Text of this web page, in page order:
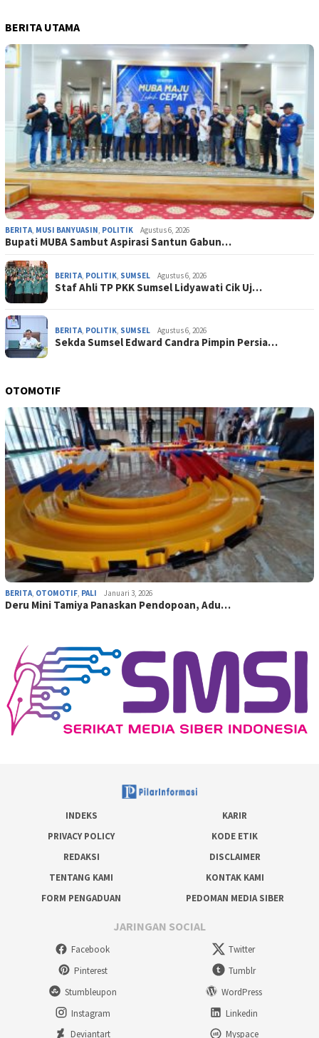
BERITA UTAMA
BERITA MUSI BANYUASIN POLITIK Agustus 6, 2026
Bupati MUBA Sambut Aspirasi Santun Gabun…
BERITA POLITIK SUMSEL Agustus 6, 2026
Staf Ahli TP PKK Sumsel Lidyawati Cik Uj…
BERITA POLITIK SUMSEL Agustus 6, 2026
Sekda Sumsel Edward Candra Pimpin Persia…
OTOMOTIF
BERITA OTOMOTIF PALI Januari 3, 2026
Deru Mini Tamiya Panaskan Pendopoan, Adu…
INDEKS
KARIR
PRIVACY POLICY
KODE ETIK
REDAKSI
DISCLAIMER
TENTANG KAMI
KONTAK KAMI
FORM PENGADUAN
PEDOMAN MEDIA SIBER
JARINGAN SOCIAL
Facebook
Twitter
Pinterest
Tumblr
Stumbleupon
WordPress
Instagram
Linkedin
Deviantart
Myspace